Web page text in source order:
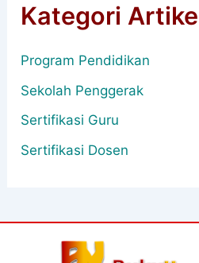
Kategori
Program Pendidikan
Sekolah Penggerak
Sertifikasi Guru
Sertifikasi Dosen